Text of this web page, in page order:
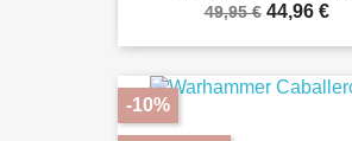
49,95 € 44,96 €
-10%